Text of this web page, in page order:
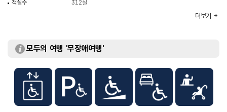
객실수
312실
더보기
모두의 여행 '무장애여행'